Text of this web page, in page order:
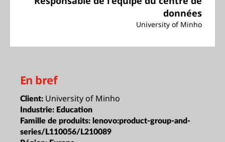
données
University of Minho
En bref
Client: University of Minho
Industrie: Education
Famille de produits: lenovo:product-group-and-
series/L110056/L210089